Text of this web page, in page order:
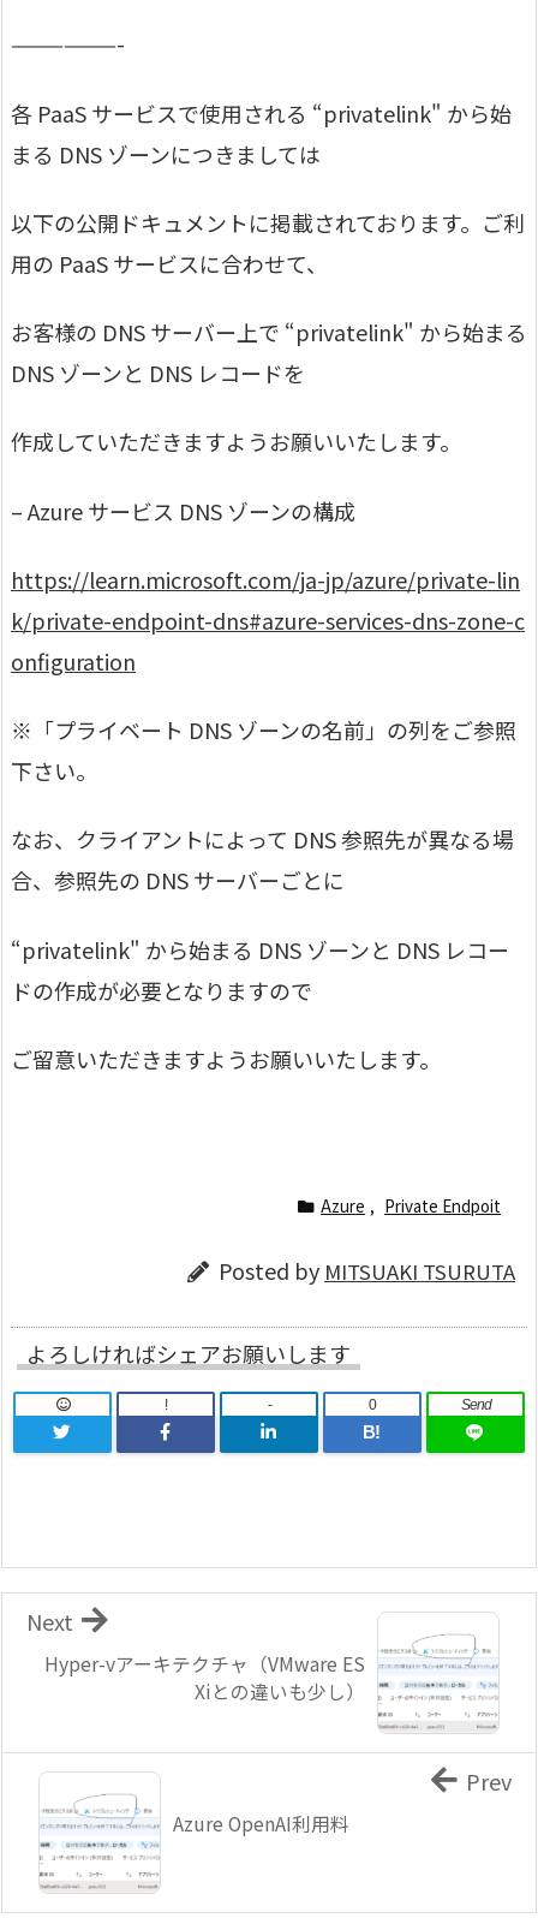
——————-
各 PaaS サービスで使用される “privatelink" から始
まる DNS ゾーンにつきましては
以下の公開ドキュメントに掲載されております。ご利
用の PaaS サービスに合わせて、
お客様の DNS サーバー上で “privatelink" から始まる
DNS ゾーンと DNS レコードを
作成していただきますようお願いいたします。
– Azure サービス DNS ゾーンの構成
https://learn.microsoft.com/ja-jp/azure/private-lin
k/private-endpoint-dns#azure-services-dns-zone-c
onfiguration
※「プライベート DNS ゾーンの名前」の列をご参照
下さい。
なお、クライアントによって DNS 参照先が異なる場
合、参照先の DNS サーバーごとに
“privatelink" から始まる DNS ゾーンと DNS レコー
ドの作成が必要となりますので
ご留意いただきますようお願いいたします。
Azure , Private Endpoit
Posted by MITSUAKI TSURUTA
よろしければシェアお願いします
! -
B!
0 Send
Hyper-vアーキテクチャ（VMware ES
Xiとの違いも少し）
Next
Azure OpenAI利用料
Prev